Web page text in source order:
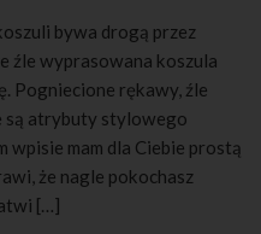
bywa drogą przez
źle wyprasowana koszula
Pogniecione rękawy, źle
są atrybuty stylowego
wpisie mam dla Ciebie prostą
że nagle pokochasz
[…]